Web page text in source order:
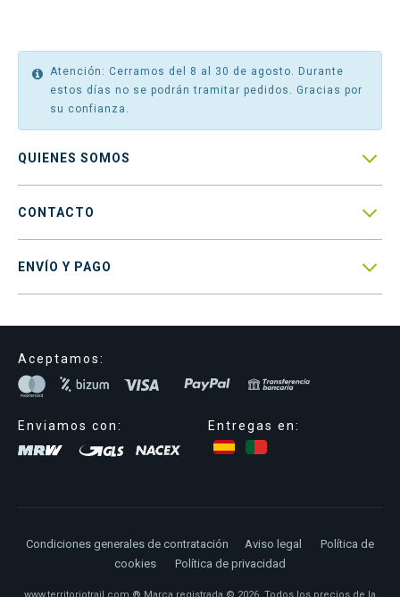
Atención: Cerramos del 8 al 30 de agosto. Durante
estos días no se podrán tramitar pedidos. Gracias por
su confianza.
QUIENES SOMOS 
CONTACTO 
ENVÍO Y PAGO 
Aceptamos:
Enviamos con: Entregas en:
Condiciones generales de contratación Aviso legal
Política de
cookies
Política de privacidad